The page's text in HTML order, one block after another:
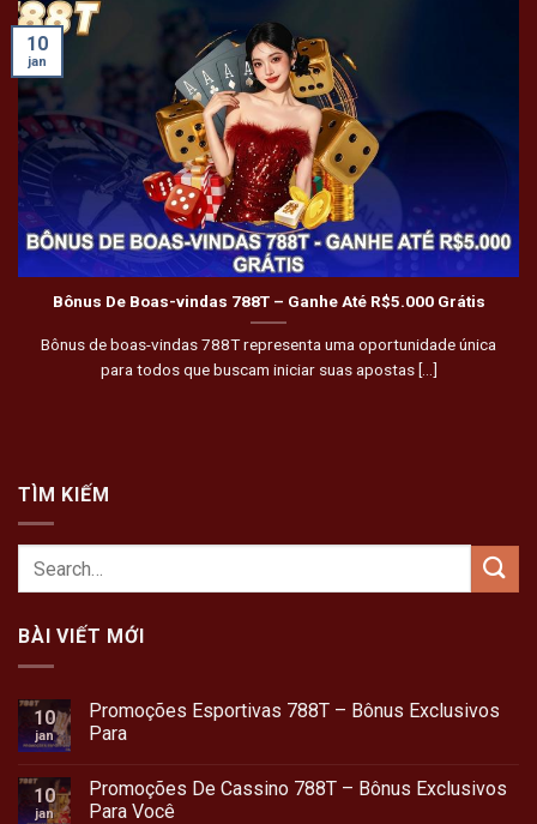
Bônus De Boas-vindas 788T – Ganhe Até R$5.000 Grátis
Bônus de boas-vindas 788T representa uma oportunidade única
para todos que buscam iniciar suas apostas [...]
10
jan
TÌM KIẾM
BÀI VIẾT MỚI
10
jan
Promoções Esportivas 788T – Bônus Exclusivos
Para
10
jan
Promoções De Cassino 788T – Bônus Exclusivos
Para Você